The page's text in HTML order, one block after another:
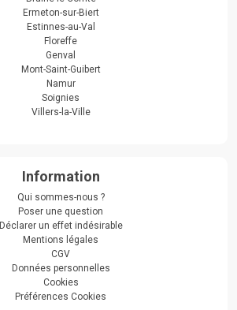
Ermeton-sur-Biert
Estinnes-au-Val
Floreffe
Genval
Mont-Saint-Guibert
Namur
Soignies
Villers-la-Ville
Information
Qui sommes-nous ?
Poser une question
Déclarer un effet indésirable
Mentions légales
CGV
Données personnelles
Cookies
Préférences Cookies